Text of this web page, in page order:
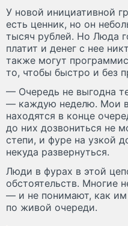
У новой инициативной
есть ценник, но он
тысяч рублей. Но Люда
платит и денег с нее
также могут
то, чтобы быстро и без
— Очередь не выгодна
— каждую неделю. Мои
находятся в конце
до них дозвониться не
степи, и фуре на узкой
некуда развернуться.
Люди в фурах в этой
обстоятельств. Многие
— и не понимают, как им
по живой очереди.